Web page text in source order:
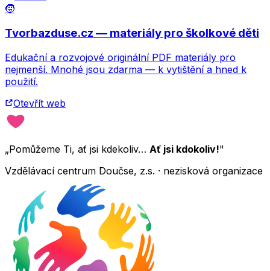
🧒
Tvorbazduse.cz — materiály pro školkové děti
Edukační a rozvojové originální PDF materiály pro
nejmenší. Mnohé jsou zdarma — k vytištění a hned k
použití.
Otevřít web
„Pomůžeme Ti, ať jsi kdekoliv… Ať jsi kdokoliv!"
Vzdělávací centrum Doučse, z.s. · nezisková organizace